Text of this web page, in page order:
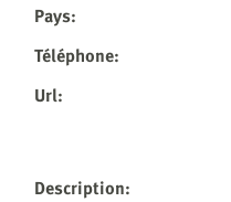
Pays:
Téléphone:
Url:
Description: